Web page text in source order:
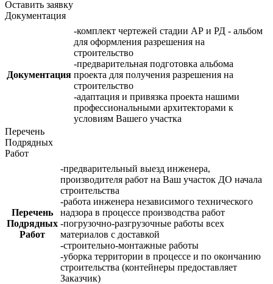
Оставить заявку
Документация
Документация
-комплект чертежей стадии АР и РД - альбом
для оформления разрешения на
строительство
-предварительная подготовка альбома
проекта для получения разрешения на
строительство
-адаптация и привязка проекта нашими
профессиональными архитекторами к
условиям Вашего участка
Перечень
Подрядных
Работ
Перечень
Подрядных
Работ
-предварительный выезд инженера,
производителя работ на Ваш участок ДО начала
строительства
-работа инженера независимого технического
надзора в процессе производства работ
-погрузочно-разгрузочные работы всех
материалов с доставкой
-строительно-монтажные работы
-уборка территории в процессе и по окончанию
строительства (контейнеры предоставляет
Заказчик)